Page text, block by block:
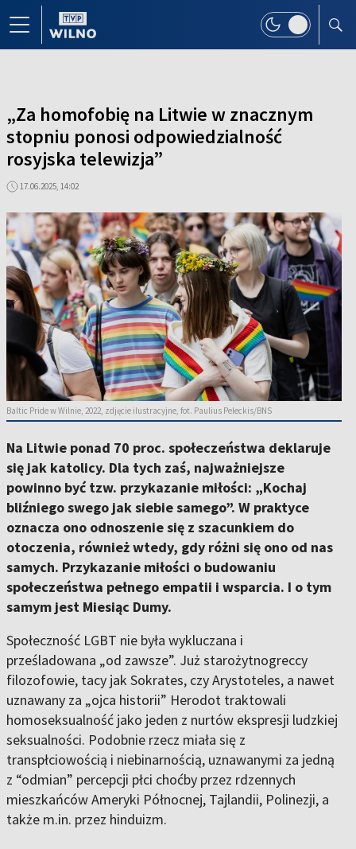
„Za homofobię na Litwie w znacznym
stopniu ponosi odpowiedzialność
rosyjska telewizja”
17.06.2025, 14:02
Baltic Pride w Wilnie, 2022, zdjęcie ilustracyjne, fot. Paulius Peleckis/BNS
Na Litwie ponad 70 proc. społeczeństwa deklaruje
się jak katolicy. Dla tych zaś, najważniejsze
powinno być tzw. przykazanie miłości: „Kochaj
bliźniego swego jak siebie samego”. W praktyce
oznacza ono odnoszenie się z szacunkiem do
otoczenia, również wtedy, gdy różni się ono od nas
samych. Przykazanie miłości o budowaniu
społeczeństwa pełnego empatii i wsparcia. I o tym
samym jest Miesiąc Dumy.
Społeczność LGBT nie była wykluczana i
prześladowana „od zawsze”. Już starożytnogreccy
filozofowie, tacy jak Sokrates, czy Arystoteles, a nawet
uznawany za „ojca historii” Herodot traktowali
homoseksualność jako jeden z nurtów ekspresji ludzkiej
seksualności. Podobnie rzecz miała się z
transpłciowością i niebinarnością, uznawanymi za jedną
z “odmian” percepcji płci choćby przez rdzennych
mieszkańców Ameryki Północnej, Tajlandii, Polinezji, a
także m.in. przez hinduizm.